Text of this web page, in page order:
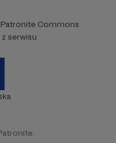
Patronite Commons
serwisu